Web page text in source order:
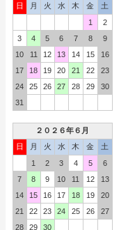
日
月 火 水 木 金
土
1
2
3
4 5 6 7 8
9
10
11 12 13 14 15
16
17
18 19 20 21 22
23
24
25 26 27 28 29
30
31
２０２６年６月
日
月 火 水 木 金
土
1
2 3 4 5
6
7
8 9 10 11 12
13
14
15 16 17 18 19
20
21
22 23 24 25 26
27
28
29 30